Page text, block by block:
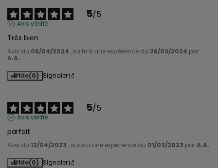
5/5
Avis vérifié
Très bien
Avis du 06/04/2024 , suite à une expérience du 26/03/2024 par
A.A.
Utile(0) Signaler
5/5
Avis vérifié
parfait
Avis du 12/04/2023 , suite à une expérience du 01/03/2023 parA.A.
Utile(0) Signaler